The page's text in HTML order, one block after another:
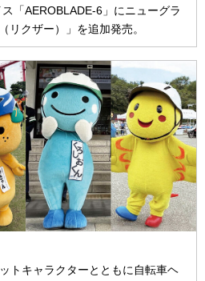
「AEROBLADE-6」にニューグラ
リクザー）」を追加発売。
トキャラクターとともに自転車ヘ